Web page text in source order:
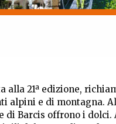
alla 21ª edizione,
alpini e di montagna.
Barcis offrono i dolci.